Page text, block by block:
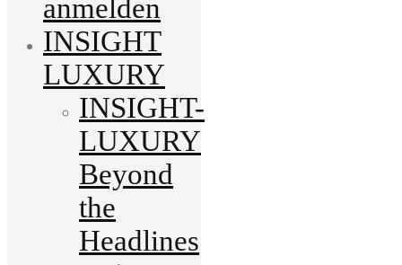
anmelden
INSIGHT
LUXURY
INSIGHT-
LUXURY
Beyond
the
Headlines